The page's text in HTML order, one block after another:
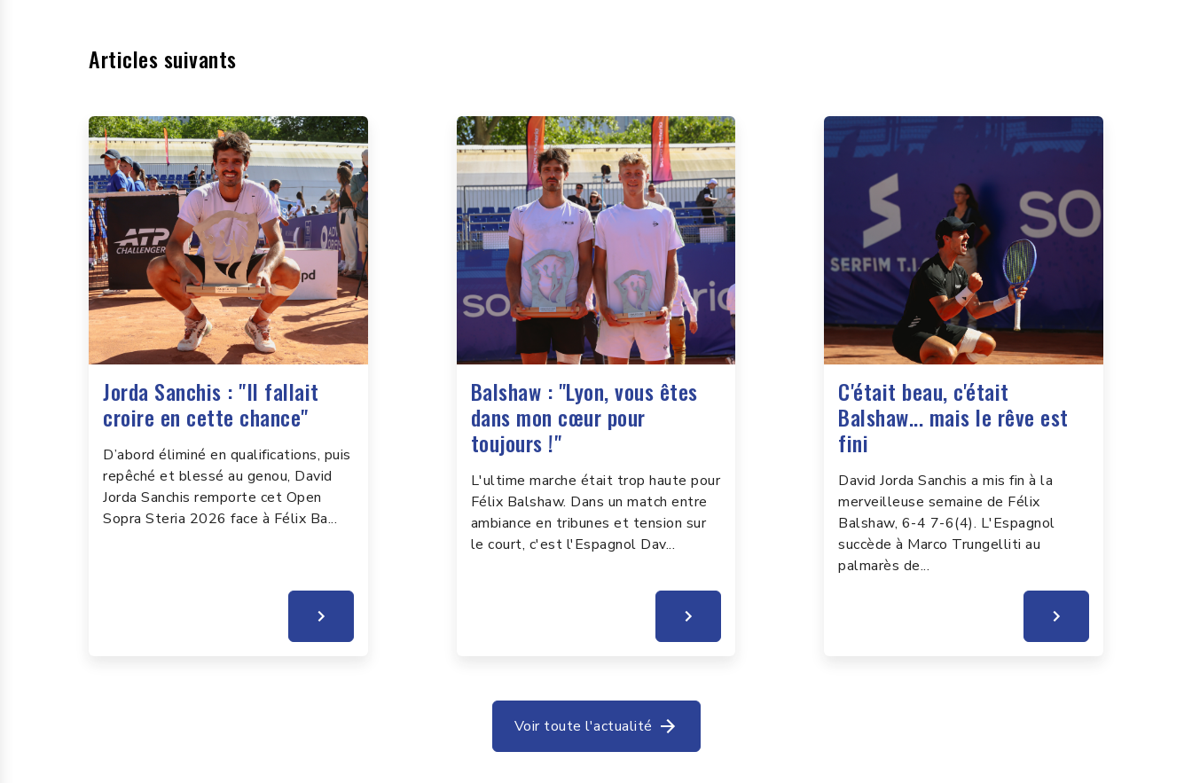
Articles suivants
Jorda Sanchis : "Il fallait
croire en cette chance"
D’abord éliminé en qualifications, puis
repêché et blessé au genou, David
Jorda Sanchis remporte cet Open
Sopra Steria 2026 face à Félix Ba...
Balshaw : "Lyon, vous êtes
dans mon cœur pour
toujours !"
L'ultime marche était trop haute pour
Félix Balshaw. Dans un match entre
ambiance en tribunes et tension sur
le court, c'est l'Espagnol Dav...
C'était beau, c'était
Balshaw... mais le rêve est
fini
David Jorda Sanchis a mis fin à la
merveilleuse semaine de Félix
Balshaw, 6-4 7-6(4). L'Espagnol
succède à Marco Trungelliti au
palmarès de...
Voir toute l'actualité